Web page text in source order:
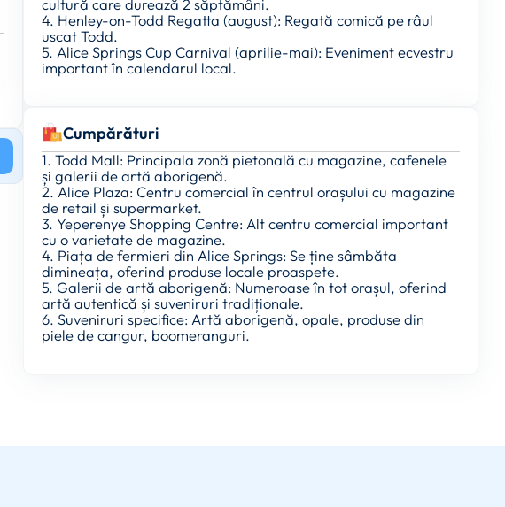
cultură care durează 2 săptămâni.
4. Henley-on-Todd Regatta (august): Regată comică pe râul
uscat Todd.
5. Alice Springs Cup Carnival (aprilie-mai): Eveniment ecvestru
important în calendarul local.
Cumpărături
1. Todd Mall: Principala zonă pietonală cu magazine, cafenele
și galerii de artă aborigenă.
2. Alice Plaza: Centru comercial în centrul orașului cu magazine
de retail și supermarket.
3. Yeperenye Shopping Centre: Alt centru comercial important
cu o varietate de magazine.
4. Piața de fermieri din Alice Springs: Se ține sâmbăta
dimineața, oferind produse locale proaspete.
5. Galerii de artă aborigenă: Numeroase în tot orașul, oferind
artă autentică și suveniruri tradiționale.
6. Suveniruri specifice: Artă aborigenă, opale, produse din
piele de cangur, boomeranguri.